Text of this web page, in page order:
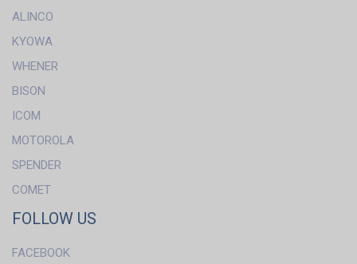
ALINCO
KYOWA
WHENER
BISON
ICOM
MOTOROLA
SPENDER
COMET
FOLLOW US
FACEBOOK